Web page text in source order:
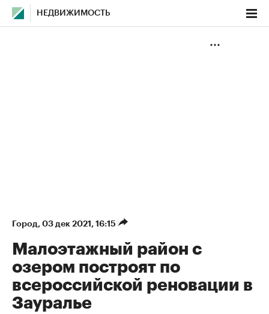
НЕДВИЖИМОСТЬ
Город⁠, 03 дек 2021, 16:15
Малоэтажный район с
озером построят по
всероссийской реновации в
Зауралье